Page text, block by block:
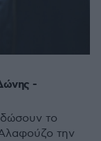
-
το
την